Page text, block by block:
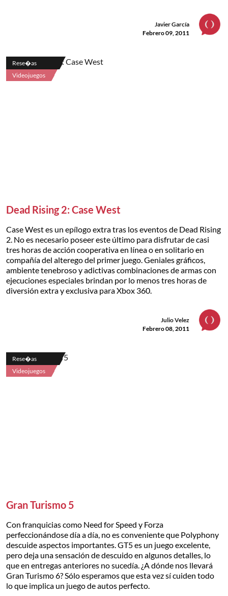
Javier García
Febrero 09, 2011
Rese�as
Videojuegos
Dead Rising 2: Case West
Case West es un epílogo extra tras los eventos de Dead Rising
2. No es necesario poseer este último para disfrutar de casi
tres horas de acción cooperativa en línea o en solitario en
compañía del alterego del primer juego. Geniales gráficos,
ambiente tenebroso y adictivas combinaciones de armas con
ejecuciones especiales brindan por lo menos tres horas de
diversión extra y exclusiva para Xbox 360.
Julio Velez
Febrero 08, 2011
Rese�as
Videojuegos
Gran Turismo 5
Con franquicias como Need for Speed y Forza
perfeccionándose día a día, no es conveniente que Polyphony
descuide aspectos importantes. GT5 es un juego excelente,
pero deja una sensación de descuido en algunos detalles, lo
que en entregas anteriores no sucedía. ¿A dónde nos llevará
Gran Turismo 6? Sólo esperamos que esta vez sí cuiden todo
lo que implica un juego de autos perfecto.